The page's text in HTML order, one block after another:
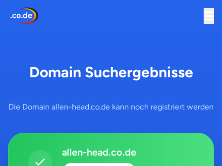
Domain Suchergebnisse
Die Domain allen-head.co.de kann noch registriert werden
allen-head.co.de